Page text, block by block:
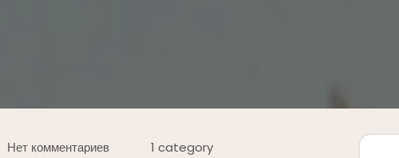
Нет комментариев 1 category